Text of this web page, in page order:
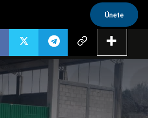
Únete